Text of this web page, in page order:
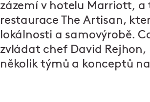
zázemí v hotelu Marriott, a
restaurace The Artisan,
lokálnosti a samovýrobě.
zvládat chef David Rejhon,
několik týmů a konceptů